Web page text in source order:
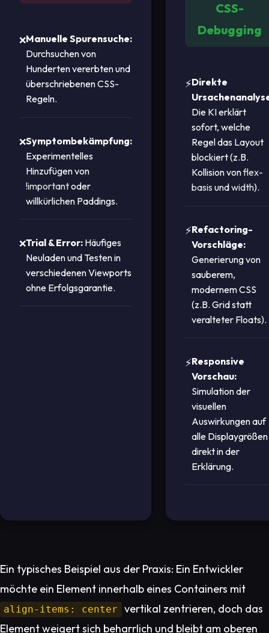
Manuelle Spurensuche:
Durchsuchen von
Hunderten vererbten und
überschriebenen CSS-
Regeln.
Symptombekämpfung:
Experimentelles
Hinzufügen von
!importantoder
willkürlichen Paddings.
Trial & Error: Häufiges
Neuladen und Testen in
verschiedenen Viewports
ohne Erfolgsgarantie.
CSS-
Debugging
Direkte
Die KI erklärt
sofort, welche
Regel das Layout
blockiert (z.B.
Kollision vonflex-
basis undwidth).
Refactoring-
Vorschläge:
Generierung von
sauberem,
modernem CSS
(z.B. Grid statt
veralteter Floats).
Responsive
Vorschau:
Simulation der
visuellen
Auswirkungen auf
alle Displaygrößen
direkt in der
Erklärung.
Ein typisches Beispiel aus der Praxis: Ein Entwickler
möchte ein Element innerhalb eines Containers mit
align-items: center
vertikal zentrieren, doch das
Element weigert sich beharrlich und bleibt am oberen